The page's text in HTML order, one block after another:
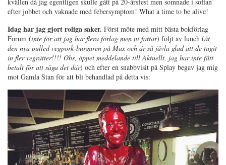
efter jobbet och vaknade med febersymptom! What a time to be alive!
Idag har jag gjort roliga saker. Först möte med mitt bästa bokförlag
Forum (inte för att jag har flera förlag men ni fattar) följt av lunch (åt
den nya pulled vegpork-burgaren på Max och är så jävla glad att de tagit
in fler vegrätter!!!! Obs, öppet meddelande till Aktuellt, jag har inte fått
betalt för att säga det där) och efter en snabbvisit på Splay begav jag mig
mot Gamla Stan för att bli behandlad på detta vis: